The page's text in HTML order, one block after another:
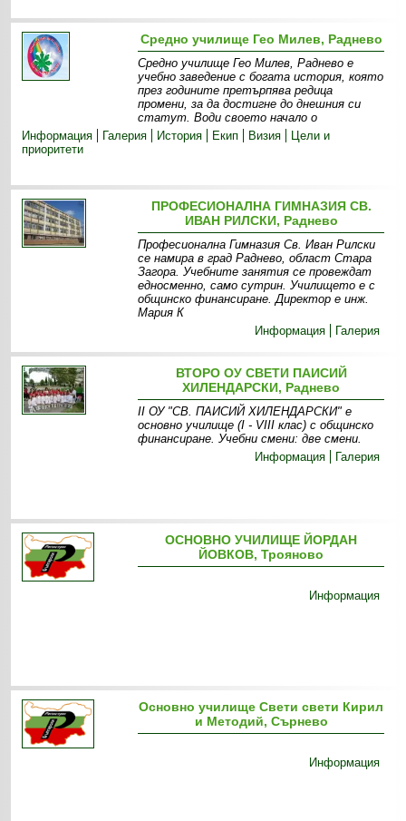
Средно училище Гео Милев, Раднево
Средно училище Гео Милев, Раднево е
учебно заведение с богата история, която
през годините претърпява редица
промени, за да достигне до днешния си
статут. Води своето начало о
Информация
Галерия История Екип Визия
Цели и
приоритети
ПРОФЕСИОНАЛНА ГИМНАЗИЯ СВ.
ИВАН РИЛСКИ, Раднево
Професионална Гимназия Св. Иван Рилски
се намира в град Раднево, област Стара
Загора. Учебните занятия се провеждат
едносменно, само сутрин. Училището е с
общинско финансиране. Директор е инж.
Мария К
Информация
Галерия
ВТОРО ОУ СВЕТИ ПАИСИЙ
ХИЛЕНДАРСКИ, Раднево
ІІ ОУ "СВ. ПАИСИЙ ХИЛЕНДАРСКИ " е
основно училище (І - VІІІ клас) с общинско
финансиране. Учебни смени: две смени .
Информация
Галерия
ОСНОВНО УЧИЛИЩЕ ЙОРДАН
ЙОВКОВ, Трояново
Информация
Основно училище Свети свети Кирил
и Методий, Сърнево
Информация